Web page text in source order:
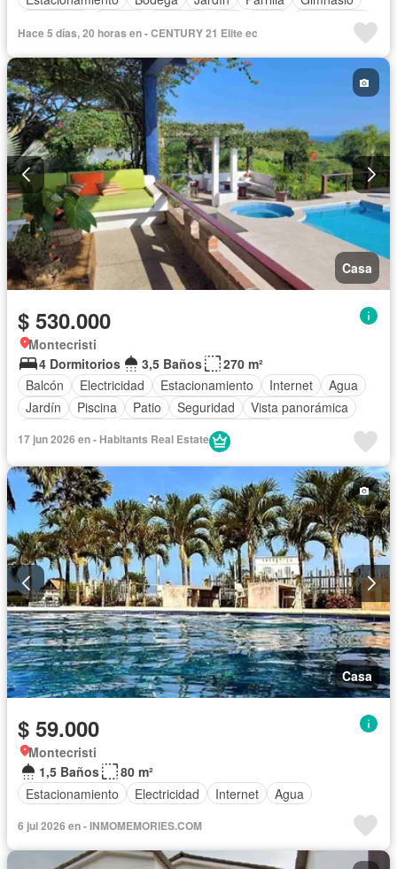
Sin amoblar
Hace 5 días, 20 horas en - CENTURY 21 Elite ec
Casa
$ 530.000
Montecristi
4 Dormitorios
3,5 Baños
270 m²
Balcón
Electricidad Estacionamiento Internet
Agua
Jardín
Piscina Patio Seguridad
Vista panorámica
Completamente amoblado
17 jun 2026 en - Habitants Real Estate
Casa
$ 59.000
Montecristi
1,5 Baños
80 m²
Estacionamiento
Electricidad Internet Agua
6 jul 2026 en - INMOMEMORIES.COM